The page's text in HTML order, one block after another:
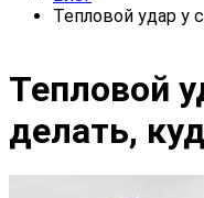
Тепловой удар у
Тепловой
делать,